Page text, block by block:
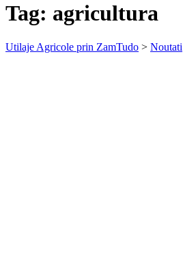
Tag: agricultura
Utilaje Agricole prin ZamTudo > Noutati